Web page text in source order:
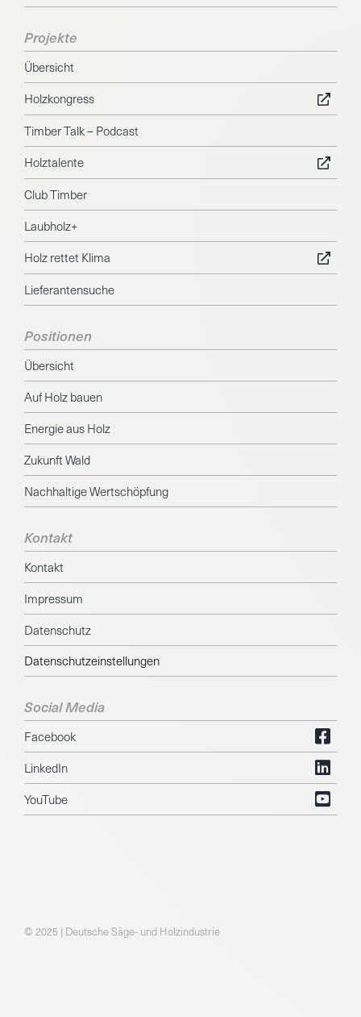
Projekte
Übersicht
Holzkongress
Timber Talk – Podcast
Holztalente
Club Timber
Laubholz+
Holz rettet Klima
Lieferantensuche
Positionen
Übersicht
Auf Holz bauen
Energie aus Holz
Zukunft Wald
Nachhaltige Wertschöpfung
Kontakt
Kontakt
Impressum
Datenschutz
Datenschutzeinstellungen
Social Media
Facebook
LinkedIn
YouTube
© 2025 | Deutsche Säge- und Holzindustrie